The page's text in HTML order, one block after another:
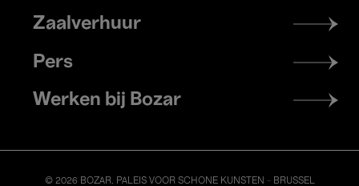
Zaalverhuur
Pers
Werken bij Bozar
© 2026 BOZAR. PALEIS VOOR SCHONE KUNSTEN - BRUSSEL